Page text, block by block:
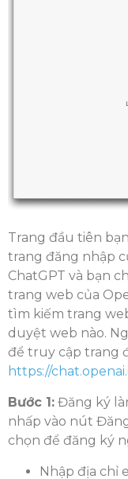
Trang đầu tiên
trang đăng nhập
ChatGPT và bạn
trang web của
tìm kiếm trang
duyệt web nào.
để truy cập trang
https://
Bước 1: Đăng ký
nhấp vào nút
chọn để đăng ký
Nhập địa chỉ